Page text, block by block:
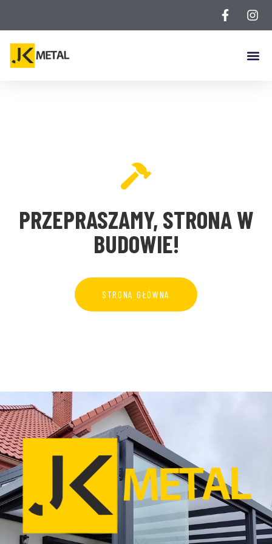
PRZEPRASZAMY, STRONA W
BUDOWIE!
STRONA GŁÓWNA